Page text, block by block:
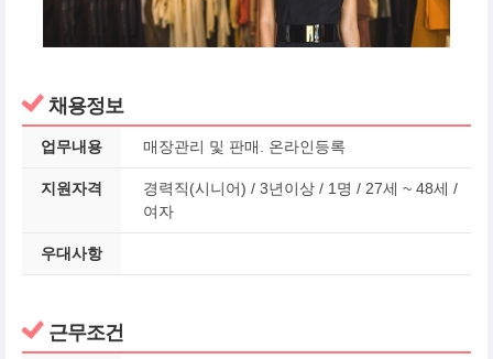
채용정보
업무내용 매장관리 및 판매. 온라인등록
지원자격
경력직(시니어) / 3년이상 / 1명 / 27세 ~ 48세 /
여자
우대사항
근무조건